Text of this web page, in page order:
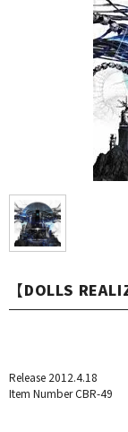
【DOLLS
Release 2012.4.18
Item Number CBR-49